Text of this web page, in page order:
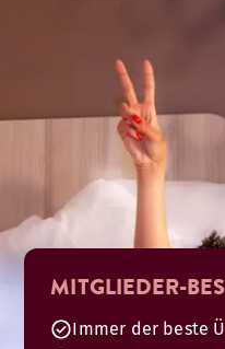
MITGLIEDER-
Immer der beste